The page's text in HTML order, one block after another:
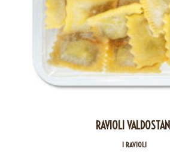
RAVIOLI VALDOSTANI
I RAVIOLI